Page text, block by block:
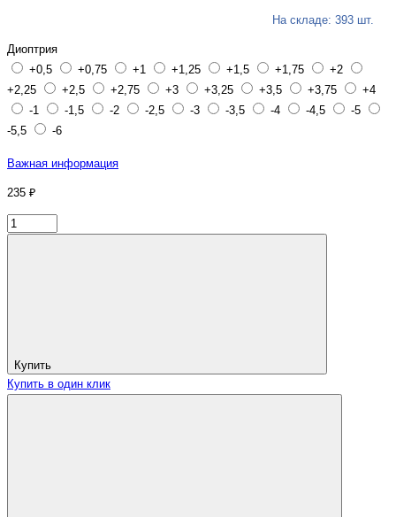
На складе: 393 шт.
Диоптрия
+0,5
+0,75 +1 +1,25 +1,5 +1,75
+2
+2,25
+2,5 +2,75 +3 +3,25 +3,5 +3,75
+4
-1
-1,5 -2 -2,5 -3 -3,5 -4 -4,5
-5
-5,5
-6
Важная информация
235 ₽
Купить
Купить в один клик